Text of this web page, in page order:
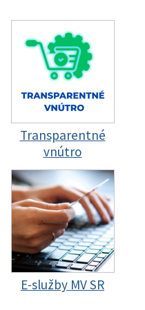
Transparentné
vnútro
E-služby MV SR